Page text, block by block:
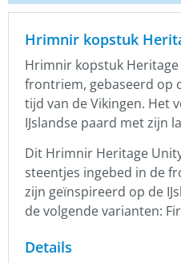
Hrimnir kopstuk
Hrimnir kopstuk
frontriem, gebaseerd op
tijd van de Vikingen. Het
IJslandse paard met zijn
Dit Hrimnir Heritage
steentjes ingebed in de
zijn geïnspireerd op de
de volgende varianten:
Details